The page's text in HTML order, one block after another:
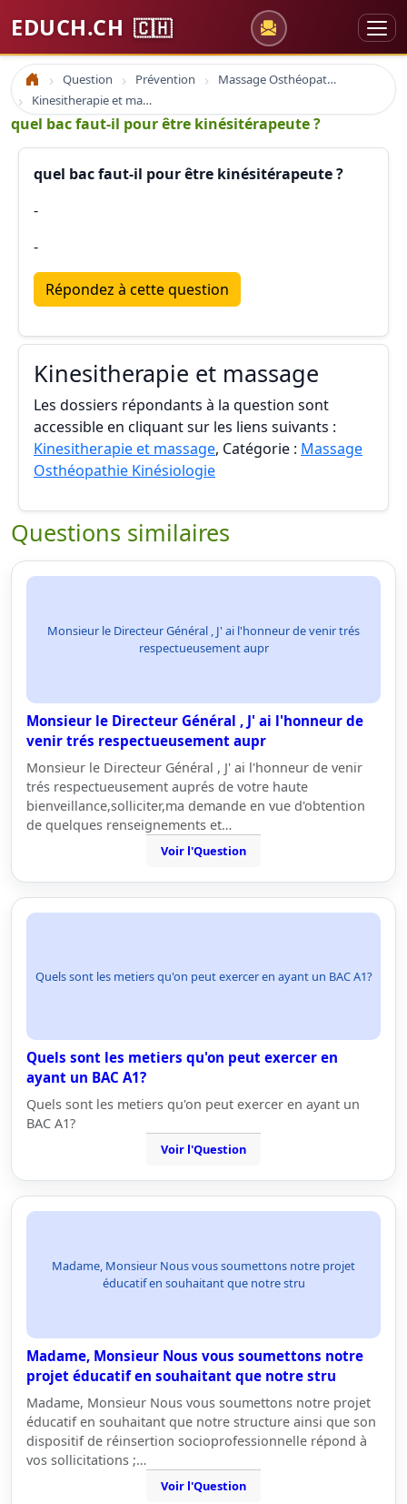
EDUCH.CH 🇨🇭
Accueil Question Prévention
Massage Osthéopathie Kinésiologie
Kinesitherapie et massage
quel bac faut-il pour être kinésitérapeute ?
quel bac faut-il pour être kinésitérapeute ?
-
-
Répondez à cette question
Kinesitherapie et massage
Les dossiers répondants à la question sont
accessible en cliquant sur les liens suivants :
Kinesitherapie et massage, Catégorie : Massage
Osthéopathie Kinésiologie
Questions similaires
Monsieur le Directeur Général , J' ai l'honneur de venir trés
respectueusement aupr
Monsieur le Directeur Général , J' ai l'honneur de
venir trés respectueusement aupr
Monsieur le Directeur Général , J' ai l'honneur de venir
trés respectueusement auprés de votre haute
bienveillance,solliciter,ma demande en vue d'obtention
de quelques renseignements et…
Voir l'Question
Quels sont les metiers qu'on peut exercer en ayant un BAC A1?
Quels sont les metiers qu'on peut exercer en
ayant un BAC A1?
Quels sont les metiers qu'on peut exercer en ayant un
BAC A1?
Voir l'Question
Madame, Monsieur Nous vous soumettons notre projet
éducatif en souhaitant que notre stru
Madame, Monsieur Nous vous soumettons notre
projet éducatif en souhaitant que notre stru
Madame, Monsieur Nous vous soumettons notre projet
éducatif en souhaitant que notre structure ainsi que son
dispositif de réinsertion socioprofessionnelle répond à
vos sollicitations ;…
Voir l'Question